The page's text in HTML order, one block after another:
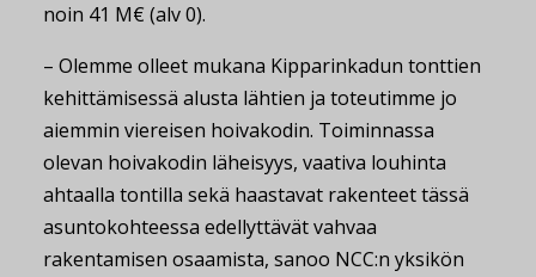
noin 41 M€ (alv 0).
– Olemme olleet mukana Kipparinkadun tonttien
kehittämisessä alusta lähtien ja toteutimme jo
aiemmin viereisen hoivakodin. Toiminnassa
olevan hoivakodin läheisyys, vaativa louhinta
ahtaalla tontilla sekä haastavat rakenteet tässä
asuntokohteessa edellyttävät vahvaa
rakentamisen osaamista, sanoo NCC:n yksikön